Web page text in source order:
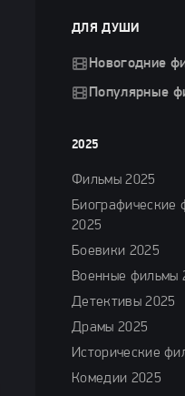
ДЛЯ ДУШИ
Новогодние
Популярные
2025
Фильмы 2025
Биографические
2025
Боевики 2025
Военные фильмы
Детективы 2025
Драмы 2025
Исторические
Комедии 2025